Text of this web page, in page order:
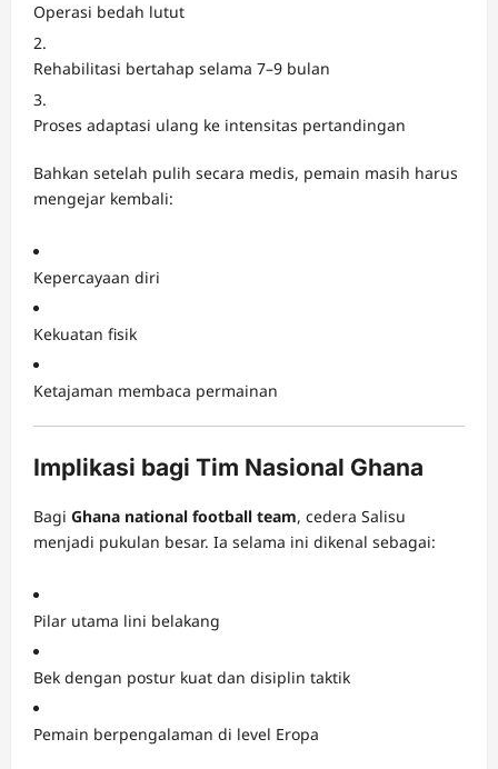
Operasi bedah lutut
Rehabilitasi bertahap selama 7–9 bulan
Proses adaptasi ulang ke intensitas pertandingan
Bahkan setelah pulih secara medis, pemain masih harus
mengejar kembali:
Kepercayaan diri
Kekuatan fisik
Ketajaman membaca permainan
Implikasi bagi Tim Nasional Ghana
Bagi Ghana national football team, cedera Salisu
menjadi pukulan besar. Ia selama ini dikenal sebagai:
Pilar utama lini belakang
Bek dengan postur kuat dan disiplin taktik
Pemain berpengalaman di level Eropa